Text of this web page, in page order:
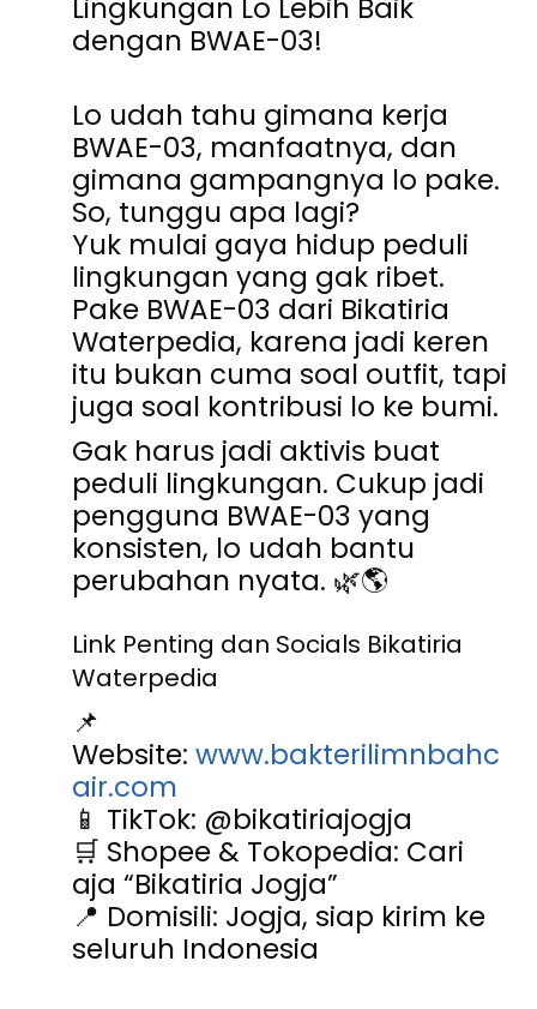
Lingkungan Lo Lebih Baik
dengan BWAE-03!
Lo udah tahu gimana kerja
BWAE-03, manfaatnya, dan
gimana gampangnya lo pake.
So, tunggu apa lagi?
Yuk mulai gaya hidup peduli
lingkungan yang gak ribet.
Pake BWAE-03 dari Bikatiria
Waterpedia, karena jadi keren
itu bukan cuma soal outfit, tapi
juga soal kontribusi lo ke bumi.
Gak harus jadi aktivis buat
peduli lingkungan. Cukup jadi
pengguna BWAE-03 yang
konsisten, lo udah bantu
perubahan nyata. 🌿🌎
Link Penting dan Socials Bikatiria
Waterpedia
📌
Website: www.bakterilimnbahc
air.com
📱 TikTok: @bikatiriajogja
🛒 Shopee & Tokopedia: Cari
aja “Bikatiria Jogja”
📍 Domisili: Jogja, siap kirim ke
seluruh Indonesia